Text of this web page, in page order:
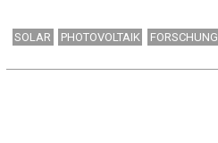
SOLAR PHOTOVOLTAIK FORSCHUNG